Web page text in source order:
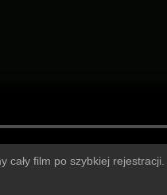
cały film po szybkiej rejestracji.